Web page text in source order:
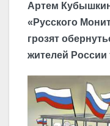
Артем
«Русского
грозят
жителей России